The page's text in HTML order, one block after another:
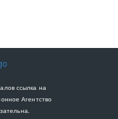
ссылка на
Агентство